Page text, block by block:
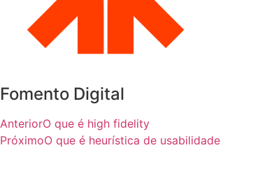
Fomento Digital
AnteriorO que é high fidelity
PróximoO que é heurística de usabilidade